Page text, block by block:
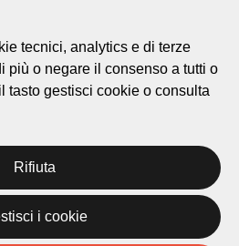
Città di Lugano
Carlo Cattaneo 1
Castagnola
Lugano © 2026
tecnici, analytics e di terze
più o negare il consenso a tutti o
tasto gestisci cookie o consulta
Rifiuta
i cookie